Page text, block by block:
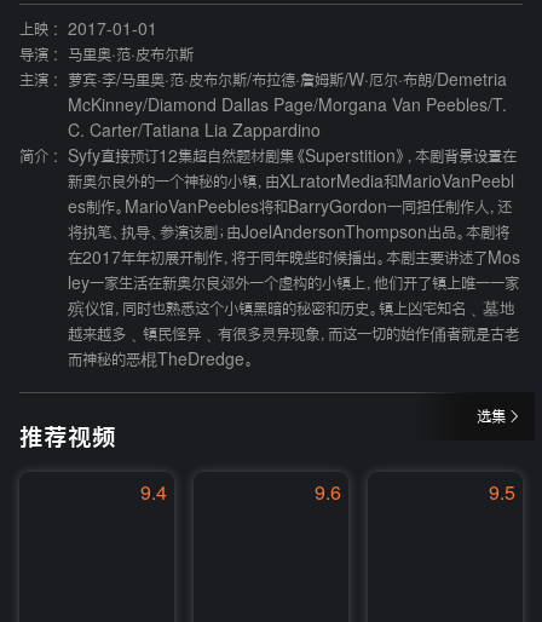
上映 :
2017-01-01
导演 :
马里奥·范·皮布尔斯
主演 :
萝宾·李/马里奥·范·皮布尔斯/布拉德·詹姆斯/W·厄尔·布朗/ Demetria
McKinney/ Diamond Dallas Page/Morgana Van Peebles/ T.
C. Carter/ Tatiana Lia Zappardino
简介 :
Syfy直接预订12集超自然题材剧集《Superstition》，本剧背景设置在
新奥尔良外的一个神秘的小镇，由XLratorMedia和MarioVanPeebl
es制作。MarioVanPeebles将和BarryGordon一同担任制作人，还
将执笔、执导、参演该剧；由JoelAndersonThompson出品。本剧将
在2017年年初展开制作，将于同年晚些时候播出。本剧主要讲述了Mos
ley一家生活在新奥尔良郊外一个虚构的小镇上，他们开了镇上唯一一家
殡仪馆，同时也熟悉这个小镇黑暗的秘密和历史。镇上凶宅知名﹑墓地
越来越多﹑镇民怪异﹑有很多灵异现象，而这一切的始作俑者就是古老
而神秘的恶棍TheDredge。
选集
推荐视频
9.4 9.6 9.5